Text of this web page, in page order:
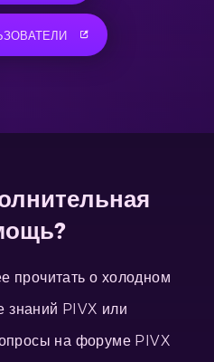
прочитать о холодном
знаний PIVX или
на форуме PIVX